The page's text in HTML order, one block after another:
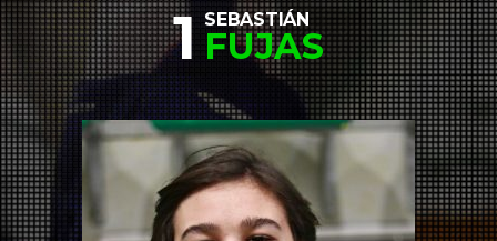
1 SEBASTIÁN
FUJAS